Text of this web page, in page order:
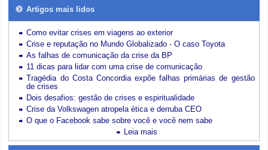
Artigos mais lidos
Como evitar crises em viagens ao exterior
Crise e reputação no Mundo Globalizado - O caso Toyota
As falhas de comunicação da crise da BP
11 dicas para lidar com uma crise de comunicação
Tragédia do Costa Concordia expõe falhas primárias de gestão
de crises
Dois desafios: gestão de crises e espiritualidade
Crise da Volkswagen atropela ética e derruba CEO
O que o Facebook sabe sobre você e você nem sabe
Leia mais